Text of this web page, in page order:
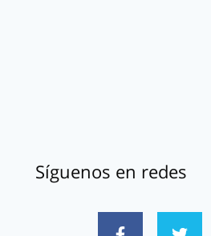
Síguenos en redes